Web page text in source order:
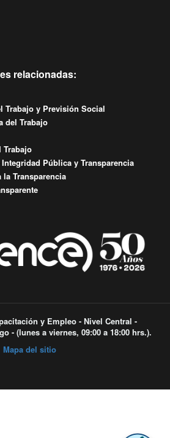
relacionadas:
Trabajo y Previsión Social
del Trabajo
Trabajo
Pública y Transparencia
la Transparencia
y Empleo - Nivel Central -
- (lunes a viernes, 09:00 a 18:00 hrs.).
Mapa del sitio